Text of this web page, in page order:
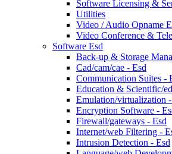
Software Licensing &
Utilities
Video / Audio Opname
Video Conference &
Software Esd
Back-up & Storage
Cad/cam/cae - Esd
Communication Suites -
Education & Scientific/
Emulation/virtualization
Encryption Software -
Firewall/gateways - Esd
Internet/web Filtering -
Intrusion Detection - Esd